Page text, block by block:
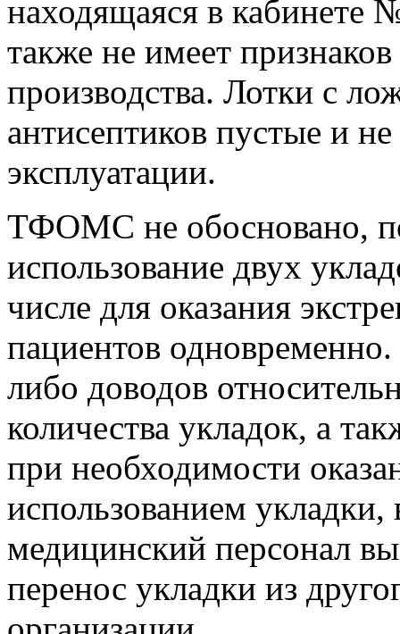
находящаяся в кабинете
также не имеет
производства. Лотки с
антисептиков пустые и
эксплуатации.
ТФОМС не обосновано,
использование двух
числе для оказания
пациентов
либо доводов
количества укладок, а
при необходимости
использованием
медицинский персонал
перенос укладки из